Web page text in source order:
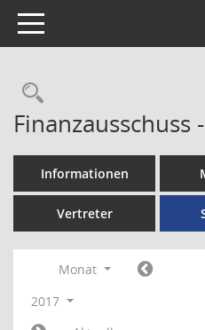
Toggle navigation
Finanzausschuss
Informationen
Vertreter
Monat
2017